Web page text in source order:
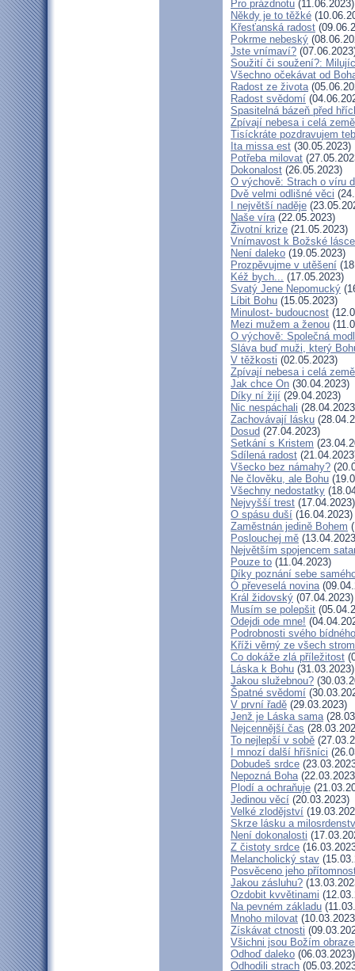
Pro prázdnotu (11.06.2023)
Někdy je to těžké
Křesťanská radost
Pokrme nebeský
Jste vnímaví?
Soužití či soužení?:
Všechno očekávat od
Radost ze života
Radost svědomí
Spasitelná bázeň před
Zpívají nebesa i celá země
Tisíckráte pozdravujem
Ita missa est (30.05.2023)
Potřeba milovat
Dokonalost (26.05.2023)
O výchově: Strach o víru
Dvě velmi odlišné věci
I největší naděje
Naše víra(22.05.2023)
Životní krize (21.05.2023)
Vnímavost k Božské
Není daleko (19.05.2023)
Prozpěvujme v utěšení
Kéž bych... (17.05.2023)
Svatý Jene Nepomucký
Líbit Bohu (15.05.2023)
Minulost- budoucnost
Mezi mužem a ženou
O výchově: Společná
Sláva buď muži, který
V těžkosti (02.05.2023)
Zpívají nebesa i celá země
Jak chce On (30.04.2023)
Díky ní žijí (29.04.2023)
Nic nespáchali
Zachovávají lásku
Dosud (27.04.2023)
Setkání s Kristem
Sdílená radost
Všecko bez námahy?
Ne člověku, ale Bohu
Všechny nedostatky
Nejvyšší trest (17.04.2023)
O spásu duší (16.04.2023)
Zaměstnán jedině Bohem
Poslouchej mě
Největším spojencem
Pouze to (11.04.2023)
Díky poznání sebe
Ó převeselá novina
Král židovský (07.04.2023)
Musím se polepšit
Odejdi ode mne!
Podrobnosti svého
Kříži věrný ze všech
Co dokáže zlá příležitost
Láska k Bohu (31.03.2023)
Jakou služebnou?
Špatné svědomí
V první řadě (29.03.2023)
Jenž je Láska sama
Nejcennější čas
To nejlepší v sobě
I mnozí další hříšníci
Dobudeš srdce
Nepozná Boha
Plodí a ochraňuje
Jedinou věcí (20.03.2023)
Velké zlodějství
Skrze lásku a
Není dokonalosti
Z čistoty srdce
Melancholický stav
Posvěceno jeho
Jakou zásluhu?
Ozdobit kvvětinami
Na pevném základu
Mnoho milovat
Získávat ctnosti
Všichni jsou Božím
Odhoď daleko (06.03.2023)
Odhodili strach